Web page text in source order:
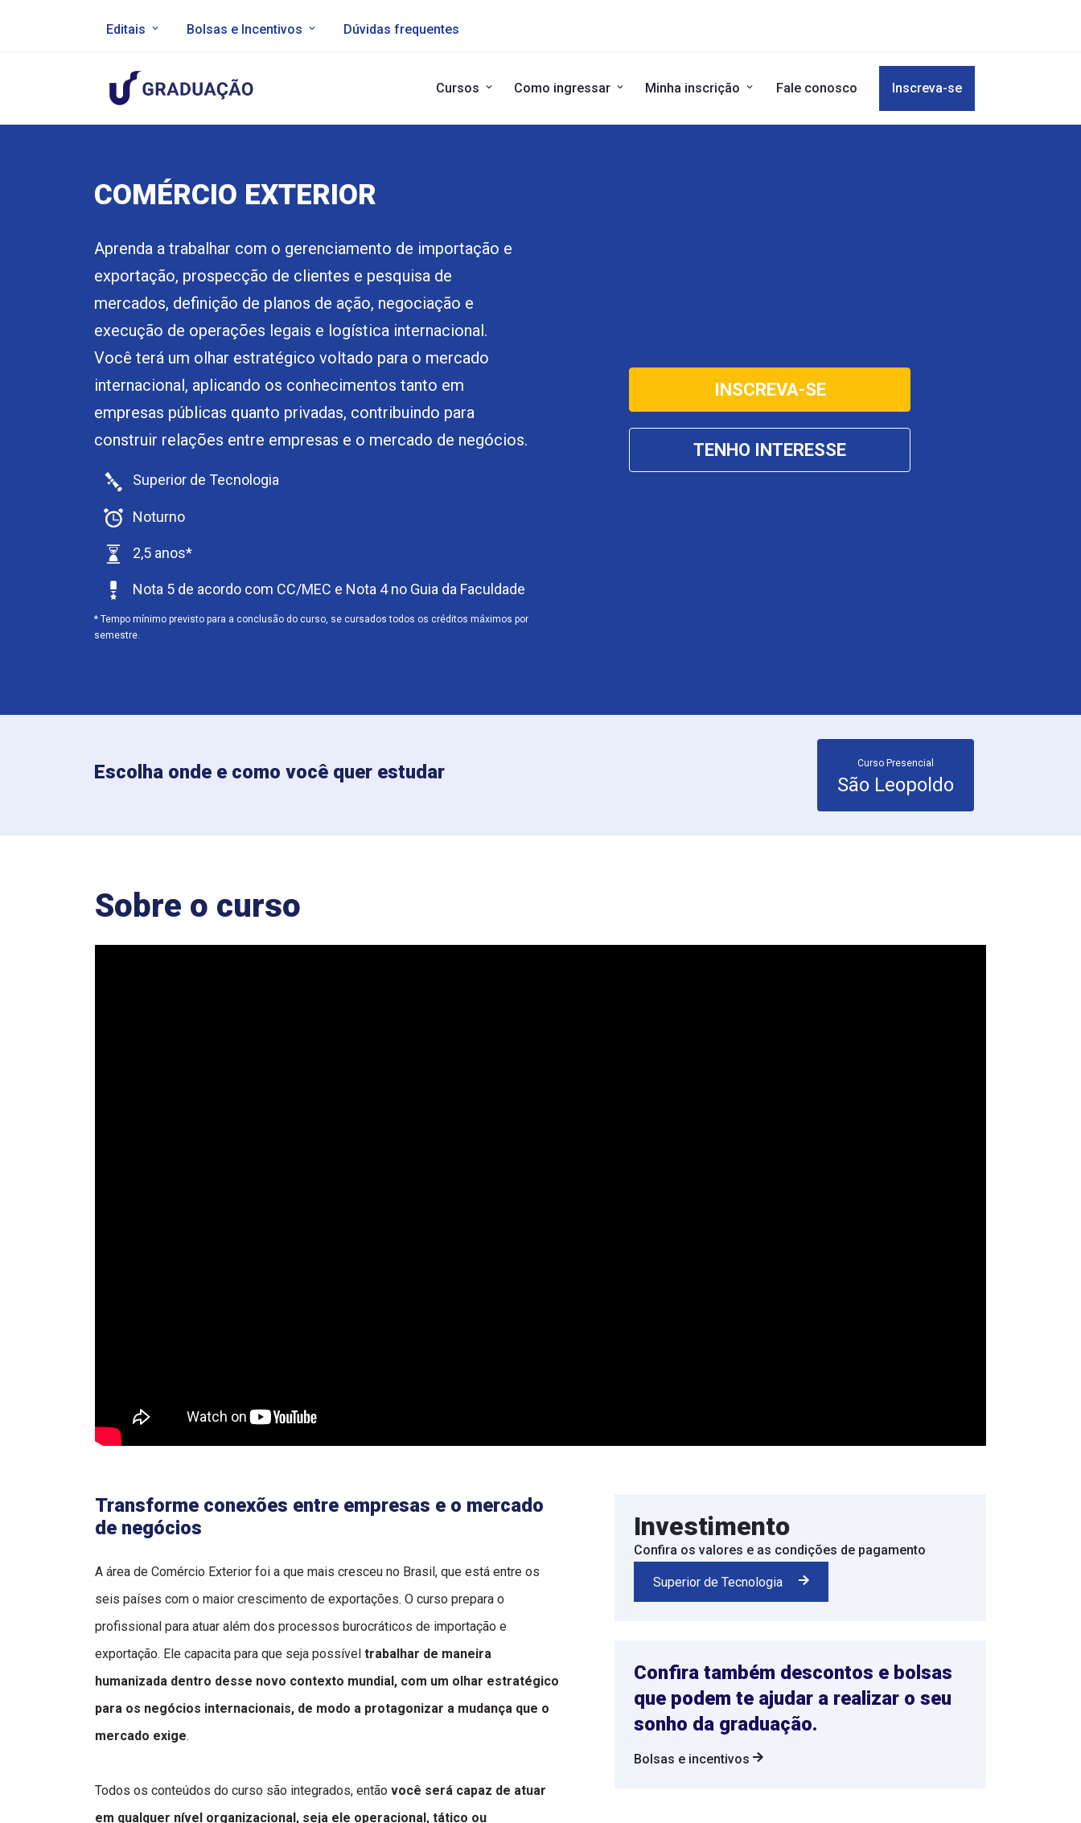
Editais Bolsas e Incentivos Dúvidas frequentes
Cursos Como ingressar Minha inscrição Fale conosco Inscreva-se
COMÉRCIO EXTERIOR
Aprenda a trabalhar com o gerenciamento de importação e
exportação, prospecção de clientes e pesquisa de
mercados, definição de planos de ação, negociação e
execução de operações legais e logística internacional.
Você terá um olhar estratégico voltado para o mercado
internacional, aplicando os conhecimentos tanto em
empresas públicas quanto privadas, contribuindo para
construir relações entre empresas e o mercado de negócios.
Superior de Tecnologia
Noturno
2,5 anos*
Nota 5 de acordo com CC/MEC e Nota 4 no Guia da Faculdade
* Tempo mínimo previsto para a conclusão do curso, se cursados todos os créditos máximos por
semestre.
INSCREVA-SE
TENHO INTERESSE
Escolha onde e como você quer estudar Curso Presencial
São Leopoldo
Sobre o curso
Transforme conexões entre empresas e o mercado
de negócios
A área de Comércio Exterior foi a que mais cresceu no Brasil, que está entre os
seis países com o maior crescimento de exportações. O curso prepara o
profissional para atuar além dos processos burocráticos de importação e
exportação. Ele capacita para que seja possível trabalhar de maneira
humanizada dentro desse novo contexto mundial, com um olhar estratégico
para os negócios internacionais, de modo a protagonizar a mudança que o
mercado exige.
Todos os conteúdos do curso são integrados, então você será capaz de atuar
em qualquer nível organizacional, seja ele operacional, tático ou
Investimento
Confira os valores e as condições de pagamento
Superior de Tecnologia
Confira também descontos e bolsas
que podem te ajudar a realizar o seu
sonho da graduação.
Bolsas e incentivos